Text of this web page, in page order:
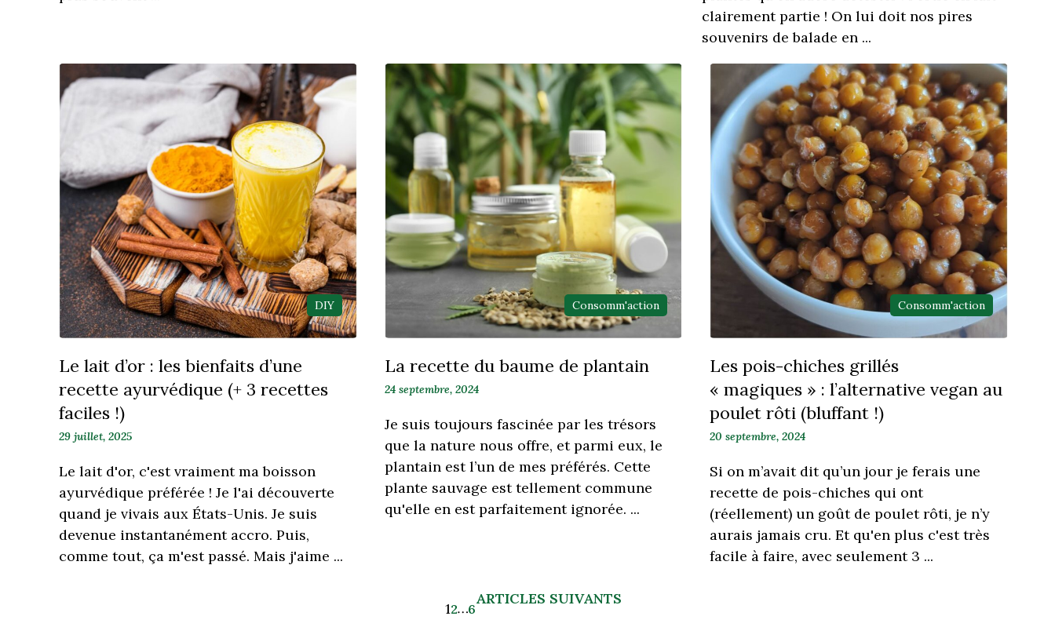
clairement partie ! On lui doit nos pires
souvenirs de balade en ...
DIY
Le lait d’or : les bienfaits d’une
recette ayurvédique (+ 3 recettes
faciles !)
29 juillet, 2025
Le lait d'or, c'est vraiment ma boisson
ayurvédique préférée ! Je l'ai découverte
quand je vivais aux États-Unis. Je suis
devenue instantanément accro. Puis,
comme tout, ça m'est passé. Mais j'aime ...
Consomm'action
La recette du baume de plantain
24 septembre, 2024
Je suis toujours fascinée par les trésors
que la nature nous offre, et parmi eux, le
plantain est l’un de mes préférés. Cette
plante sauvage est tellement commune
qu'elle en est parfaitement ignorée. ...
Consomm'action
Les pois-chiches grillés
« magiques » : l’alternative vegan au
poulet rôti (bluffant !)
20 septembre, 2024
Si on m’avait dit qu’un jour je ferais une
recette de pois-chiches qui ont
(réellement) un goût de poulet rôti, je n’y
aurais jamais cru. Et qu'en plus c'est très
facile à faire, avec seulement 3 ...
12…6
ARTICLES SUIVANTS